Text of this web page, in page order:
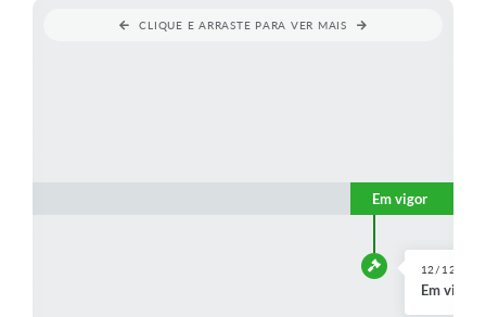
CLIQUE E ARRASTE PARA VER MAIS
Em vigor
12/12/
Em vigor